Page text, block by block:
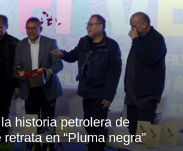
historia petrolera de
en “Pluma negra”